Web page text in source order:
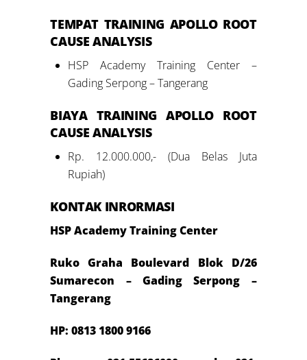
TEMPAT TRAINING APOLLO ROOT
CAUSE ANALYSIS
HSP Academy Training Center –
Gading Serpong – Tangerang
BIAYA TRAINING APOLLO ROOT
CAUSE ANALYSIS
Rp. 12.000.000,- (Dua Belas Juta
Rupiah)
KONTAK INRORMASI
HSP Academy Training Center
Ruko Graha Boulevard Blok D/26
Sumarecon – Gading Serpong –
Tangerang
HP: 0813 1800 9166